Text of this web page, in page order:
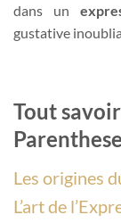
dans un
gustative
Tout
Les origines
L’art de